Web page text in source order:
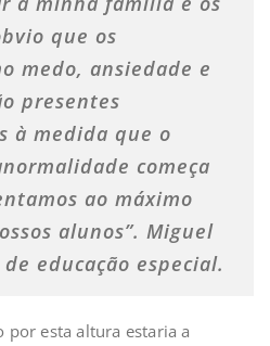
que os
medo, ansiedade e
presentes
à medida que o
começa
ao máximo
alunos”. Miguel
educação especial.
por esta altura estaria a